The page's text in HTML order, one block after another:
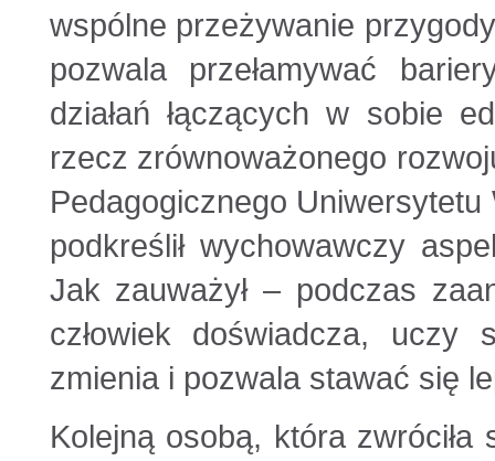
wspólne przeżywanie
pozwala przełamywać
działań łączących w sobie
rzecz zrównoważonego
Pedagogicznego
podkreślił wychowawczy
Jak zauważył – podczas
człowiek doświadcza,
zmienia i pozwala stawać się
Kolejną osobą, która zwróciła